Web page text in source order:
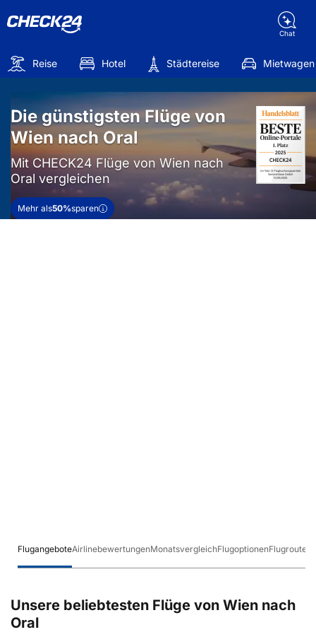
Chat
Reise Hotel Städtereise Mietwagen
Die günstigsten Flüge von
Wien nach Oral
Mit CHECK24 Flüge von Wien nach
Oral vergleichen
Mehr als50%sparen
FlugangeboteAirlinebewertungenMonatsvergleichFlugoptionenFlugrouten
Unsere beliebtesten Flüge von Wien nach
Oral